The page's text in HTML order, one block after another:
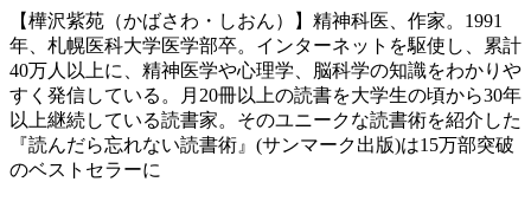
【樺沢紫苑（かばさわ・しおん）】精神科医、作家。1991
年、札幌医科大学医学部卒。インターネットを駆使し、累計
40万人以上に、精神医学や心理学、脳科学の知識をわかりや
すく発信している。月20冊以上の読書を大学生の頃から30年
以上継続している読書家。そのユニークな読書術を紹介した
『読んだら忘れない読書術』(サンマーク出版)は15万部突破
のベストセラーに